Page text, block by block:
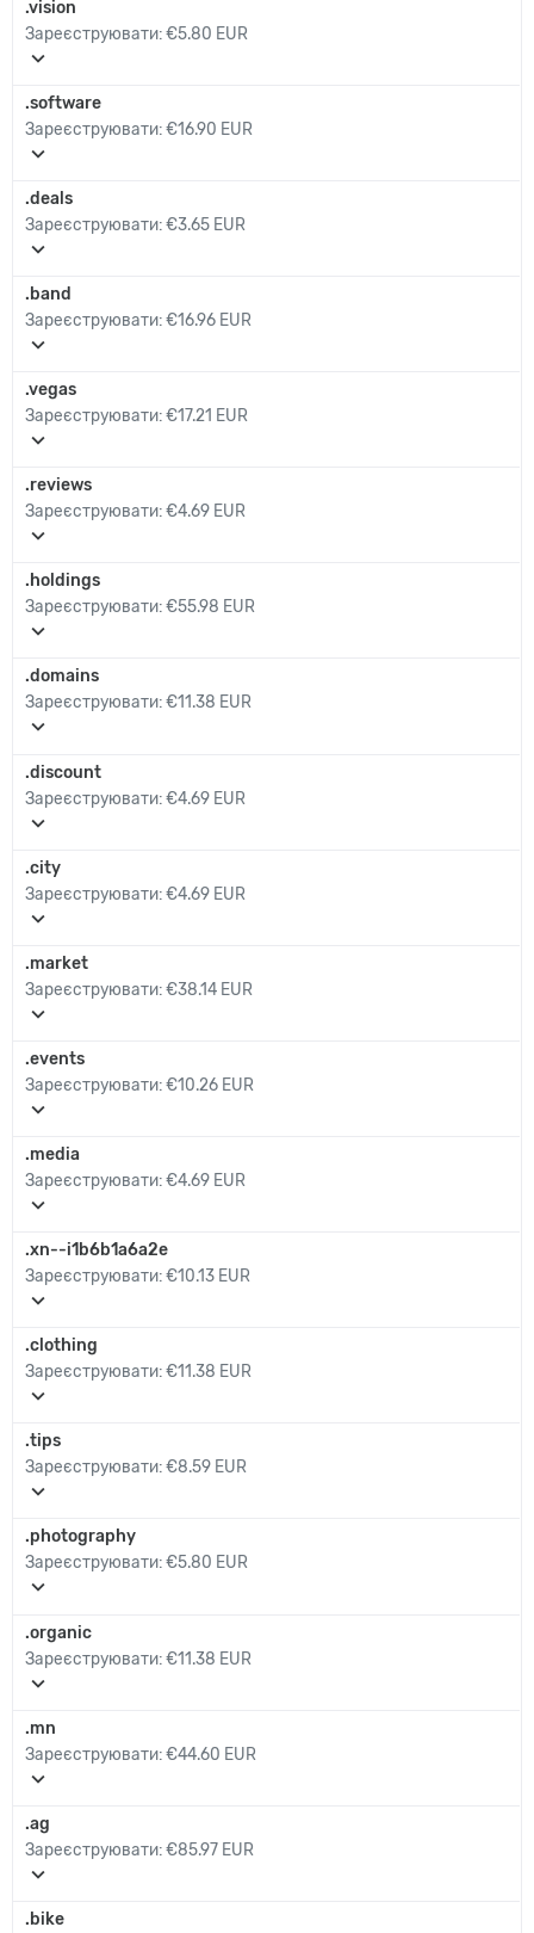
.vision
Зареєструювати:€5.80 EUR
expand_more
.software
Зареєструювати:€16.90 EUR
expand_more
.deals
Зареєструювати:€3.65 EUR
expand_more
.band
Зареєструювати:€16.96 EUR
expand_more
.vegas
Зареєструювати:€17.21 EUR
expand_more
.reviews
Зареєструювати:€4.69 EUR
expand_more
.holdings
Зареєструювати:€55.98 EUR
expand_more
.domains
Зареєструювати:€11.38 EUR
expand_more
.discount
Зареєструювати:€4.69 EUR
expand_more
.city
Зареєструювати:€4.69 EUR
expand_more
.market
Зареєструювати:€38.14 EUR
expand_more
.events
Зареєструювати:€10.26 EUR
expand_more
.media
Зареєструювати:€4.69 EUR
expand_more
.xn--i1b6b1a6a2e
Зареєструювати:€10.13 EUR
expand_more
.clothing
Зареєструювати:€11.38 EUR
expand_more
.tips
Зареєструювати:€8.59 EUR
expand_more
.photography
Зареєструювати:€5.80 EUR
expand_more
.organic
Зареєструювати:€11.38 EUR
expand_more
.mn
Зареєструювати:€44.60 EUR
expand_more
.ag
Зареєструювати:€85.97 EUR
expand_more
.bike